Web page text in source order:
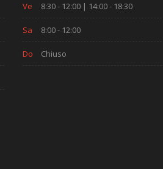
Ve 8:30 - 12:00 | 14:00 - 18:30
Sa 8:00 - 12:00
Do Chiuso